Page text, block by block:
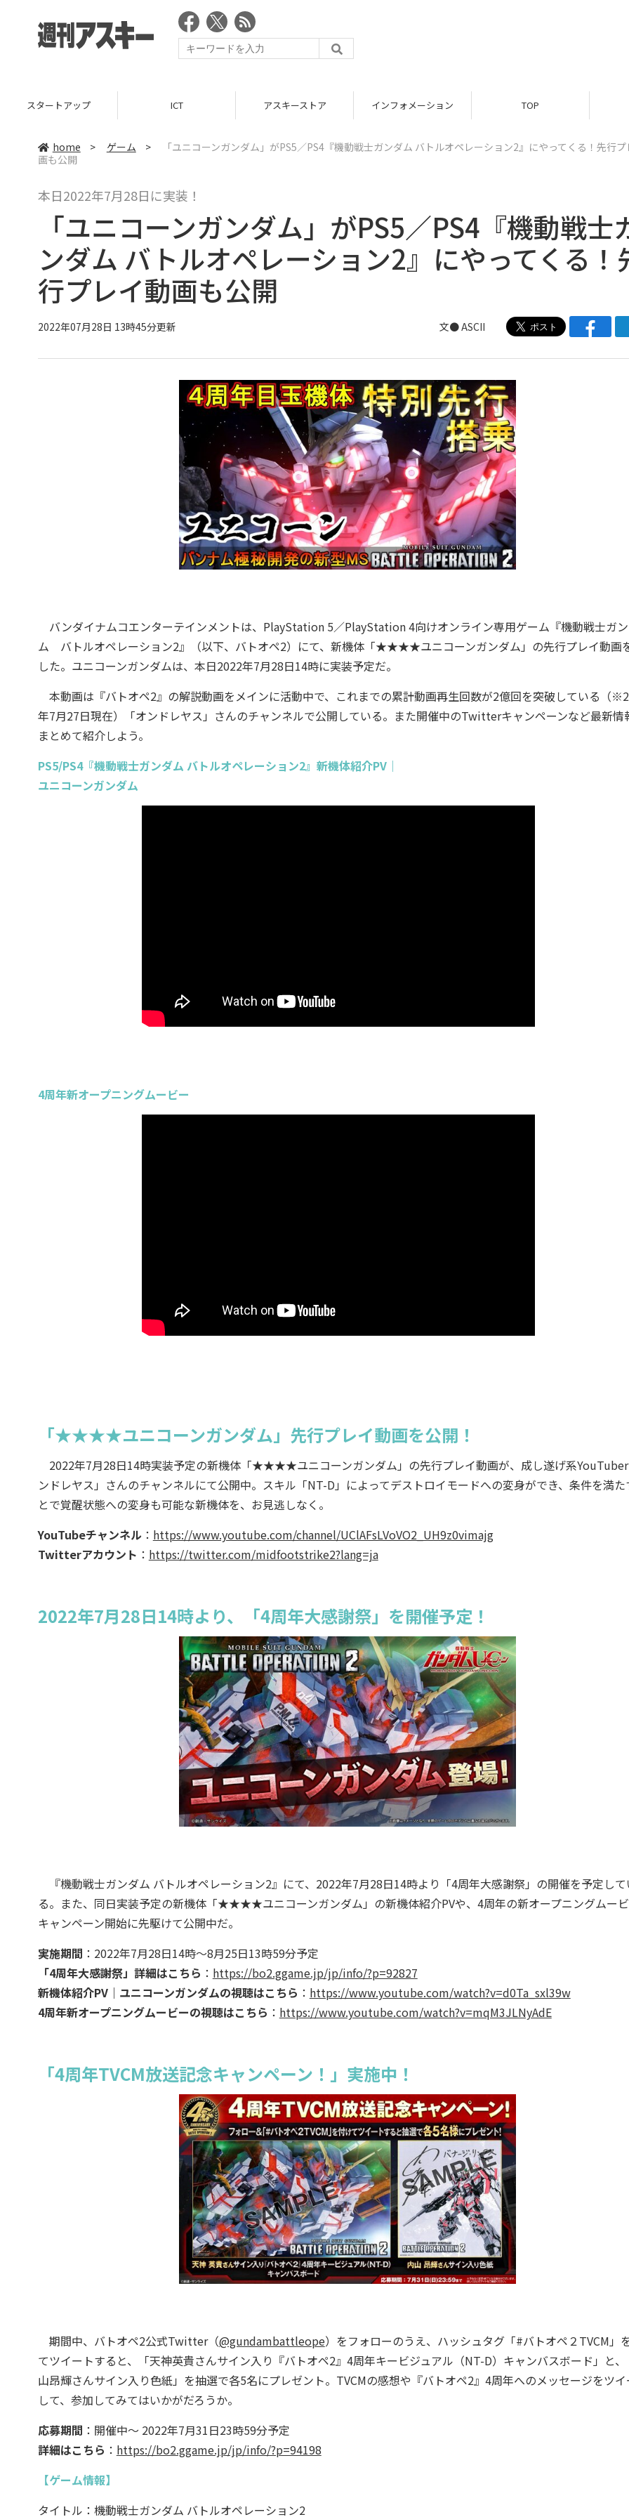
スタートアップ ICT アスキーストア インフォメーション TOP
home > ゲーム >
「ユニコーンガンダム」がPS5／PS4『機動戦士ガンダム バトルオペレーション2』にやってくる！先行
画も公開
本日2022年7月28日に実装！
「ユニコーンガンダム」がPS5／PS4『機動戦士
ンダム バトルオペレーション2』にやってくる！
行プレイ動画も公開
2022年07月28日 13時45分更新 文● ASCII
バンダイナムコエンターテインメントは、PlayStation 5／PlayStation 4向けオンライン専用ゲーム『機動戦士ガ
ム バトルオペレーション2』（以下、バトオペ2）にて、新機体「★★★★ユニコーンガンダム」の先行プレイ動画
した。ユニコーンガンダムは、本日2022年7月28日14時に実装予定だ。
本動画は『バトオペ2』の解説動画をメインに活動中で、これまでの累計動画再生回数が2億回を突破している（
年7月27日現在）「オンドレヤス」さんのチャンネルで公開している。また開催中のTwitterキャンペーンなど最新情
まとめて紹介しよう。
PS5/PS4『機動戦士ガンダム バトルオペレーション2』新機体紹介PV｜
ユニコーンガンダム
4周年新オープニングムービー
「★★★★ユニコーンガンダム」先行プレイ動画を公開！
2022年7月28日14時実装予定の新機体「★★★★ユニコーンガンダム」の先行プレイ動画が、成し遂げ系
ンドレヤス」さんのチャンネルにて公開中。スキル「NT-D」によってデストロイモードへの変身ができ、条件を満た
とで覚醒状態への変身も可能な新機体を、お見逃しなく。
YouTubeチャンネル ： https://www.youtube.com/channel/UClAFsLVoVO2_UH9z0vimajg
Twitterアカウント ： https://twitter.com/midfootstrike2?lang=ja
2022年7月28日14時より、「4周年大感謝祭」を開催予定！
『機動戦士ガンダム バトルオペレーション2』にて、2022年7月28日14時より「4周年大感謝祭」の開催を予定して
る。また、同日実装予定の新機体「★★★★ユニコーンガンダム」の新機体紹介PVや、4周年の新オープニングムー
キャンペーン開始に先駆けて公開中だ。
実施期間 ：2022年7月28日14時～8月25日13時59分予定
「4周年大感謝祭」詳細はこちら ： https://bo2.ggame.jp/jp/info/?p=92827
新機体紹介PV｜ユニコーンガンダムの視聴はこちら ： https://www.youtube.com/watch?v=d0Ta_sxl39w
4周年新オープニングムービーの視聴はこちら ： https://www.youtube.com/watch?v=mqM3JLNyAdE
「4周年TVCM放送記念キャンペーン！」実施中！
期間中、バトオペ2公式Twitter（@gundambattleope）をフォローのうえ、ハッシュタグ「#バトオペ２TVCM」
てツイートすると、「天神英貴さんサイン入り『バトオペ2』4周年キービジュアル（NT-D）キャンバスボード」と
山昂輝さんサイン入り色紙」を抽選で各5名にプレゼント。TVCMの感想や『バトオペ2』4周年へのメッセージをツ
して、参加してみてはいかがだろうか。
応募期間 ：開催中～ 2022年7月31日23時59分予定
詳細はこちら ： https://bo2.ggame.jp/jp/info/?p=94198
【ゲーム情報】
タイトル：機動戦士ガンダム バトルオペレーション2